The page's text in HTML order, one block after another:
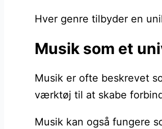
Hver genre tilbyder en
Musik som et
Musik er ofte beskrevet
værktøj til at skabe
Musik kan også fungere